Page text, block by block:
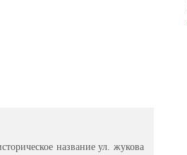
название ул. жукова